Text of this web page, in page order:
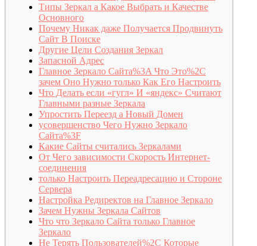
Типы Зеркал а Какое Выбрать и Качестве
Основного
Почему Никак даже Получается Продвинуть
Сайт В Поиске
Другие Цели Создания Зеркал
Запасной Адрес
Главное Зеркало Сайта%3A Что Это%2C
зачем Оно Нужно только Как Его Настроить
Что Делать если «гугл» И «яндекс» Считают
Главными разные Зеркала
Упростить Переезд а Новый Домен
усовершенство Чего Нужно Зеркало
Сайта%3F
Какие Сайты считались Зеркалами
От Чего зависимости Скорость Интернет-
соединения
только Настроить Переадресацию и Стороне
Сервера
Настройка Редиректов на Главное Зеркало
Зачем Нужны Зеркала Сайтов
Что что Зеркало Сайта только Главное
Зеркало
Не Терять Пользователей%2C Которые